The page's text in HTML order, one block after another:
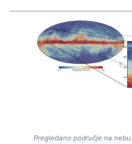
Pregledano područje na